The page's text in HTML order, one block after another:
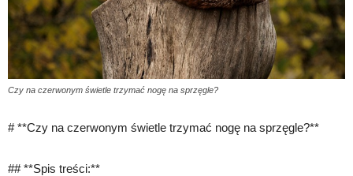
Czy na czerwonym świetle trzymać nogę na sprzęgle?
# **Czy na czerwonym świetle trzymać nogę na sprzęgle?**
## **Spis treści:**